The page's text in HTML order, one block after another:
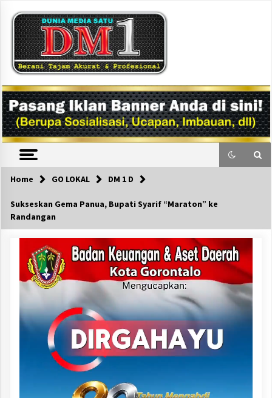
content
DM1
Home GO LOKAL DM 1 D
Sukseskan Gema Panua, Bupati Syarif “Maraton” ke
Randangan